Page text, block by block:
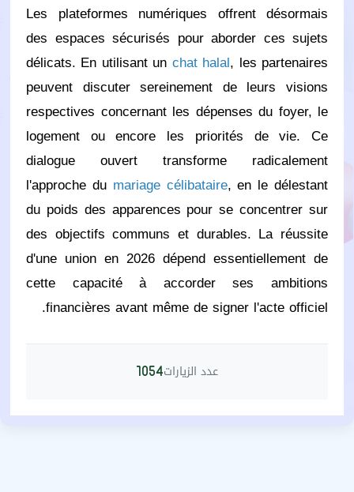
Les plateformes numériques offrent désormais
des espaces sécurisés pour aborder ces sujets
délicats. En utilisant un chat halal, les partenaires
peuvent discuter sereinement de leurs visions
respectives concernant les dépenses du foyer, le
logement ou encore les priorités de vie. Ce
dialogue ouvert transforme radicalement
l'approche du mariage célibataire, en le délestant
du poids des apparences pour se concentrer sur
des objectifs communs et durables. La réussite
d'une union en 2026 dépend essentiellement de
cette capacité à accorder ses ambitions
financières avant même de signer l'acte officiel.
عدد الزيارات1054